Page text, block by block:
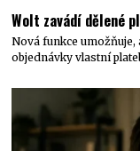
Wolt zavádí dělené
Nová funkce umožňuje,
objednávky vlastní